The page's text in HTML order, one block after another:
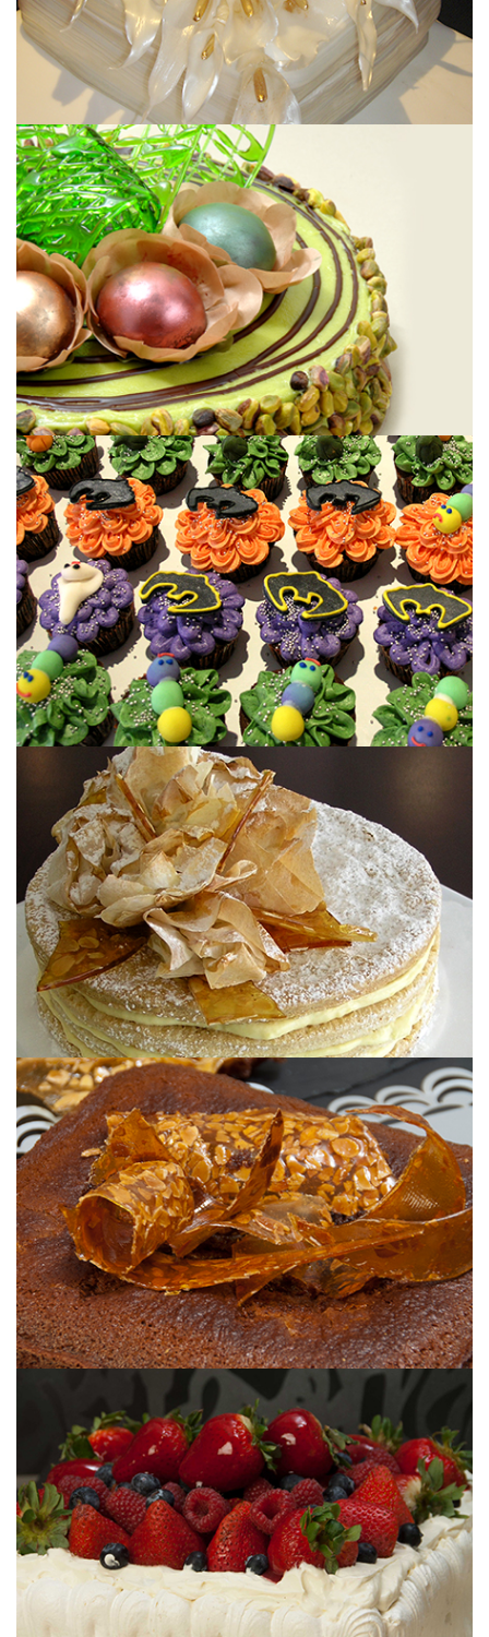
NAVIDAD
HALLOWEEN
DÍA DEL PADRE
FESTIVIDADES JUDÍAS
DÍA DE LA MADRE